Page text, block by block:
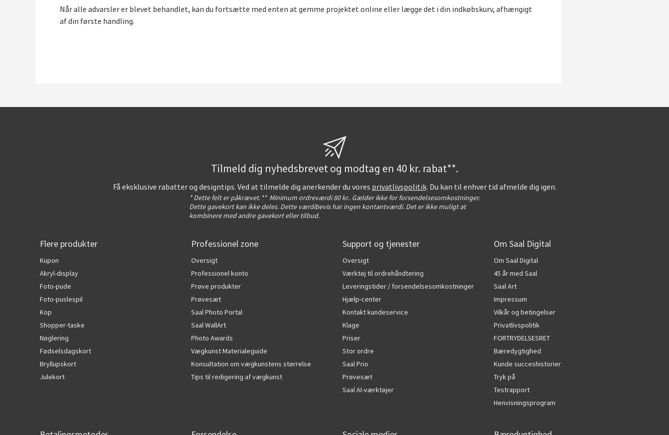
Når alle advarsler er blevet behandlet, kan du fortsætte med enten at gemme projektet online eller lægge det i din indkøbskurv, afhængigt
af din første handling.
Tilmeld dig nyhedsbrevet og modtag en 40 kr. rabat**.
Få eksklusive rabatter og designtips. Ved at tilmelde dig anerkender du vores privatlivspolitik. Du kan til enhver tid afmelde dig igen.
* Dette felt er påkrævet. ** Minimum ordreværdi 80 kr.. Gælder ikke for forsendelsesomkostninger.
Dette gavekort kan ikke deles. Dette værdibevis har ingen kontantværdi. Det er ikke muligt at
kombinere med andre gavekort eller tilbud.
Flere produkter
Kupon
Akryl-display
Foto-pude
Foto-puslespil
Kop
Shopper-taske
Nøglering
Fødselsdagskort
Bryllupskort
Julekort
Professionel zone
Oversigt
Professionel konto
Prøve produkter
Prøvesæt
Saal Photo Portal
Saal WallArt
Photo Awards
Vægkunst Materialeguide
Konsultation om vægkunstens størrelse
Tips til redigering af vægkunst
Support og tjenester
Oversigt
Værktøj til ordrehåndtering
Leveringstider / forsendelsesomkostninger
Hjælp-center
Kontakt kundeservice
Klage
Priser
Stor ordre
Saal Prio
Prøvesæt
Saal AI-værktøjer
Om Saal Digital
Om Saal Digital
45 år med Saal
Saal Art
Impressum
Vilkår og betingelser
Privatlivspolitik
FORTRYDELSESRET
Bæredygtighed
Kunde succeshistorier
Tryk på
Testrapport
Henvisningsprogram